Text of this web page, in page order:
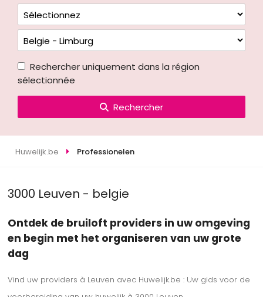
Rechercher uniquement dans la région
sélectionnée
Rechercher
Huwelijk.be Professionelen
3000 Leuven - belgie
Ontdek de bruiloft providers in uw omgeving
en begin met het organiseren van uw grote
dag
Vind uw providers à Leuven avec Huwelijk.be : Uw gids voor de